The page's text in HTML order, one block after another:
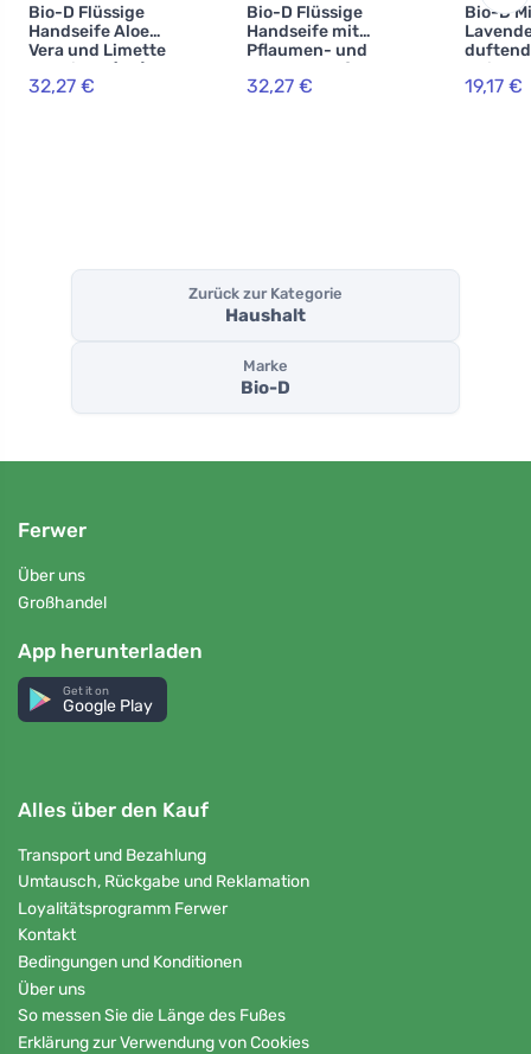
Bio-D Flüssige
Handseife Aloe
Vera und Limette
- Kanister (5 L)
32,27 €
Bio-D Flüssige
Handseife mit
Pflaumen- und
Maulbeerduft -
Kanister (5 L)
32,27 €
Bio-D
19,17 €
Zurück zur Kategorie
Haushalt
Marke
Bio-D
Ferwer
Über uns
Großhandel
App herunterladen
Get it on
Google Play
Alles über den Kauf
Transport und Bezahlung
Umtausch, Rückgabe und Reklamation
Loyalitätsprogramm Ferwer
Kontakt
Bedingungen und Konditionen
Über uns
So messen Sie die Länge des Fußes
Erklärung zur Verwendung von Cookies